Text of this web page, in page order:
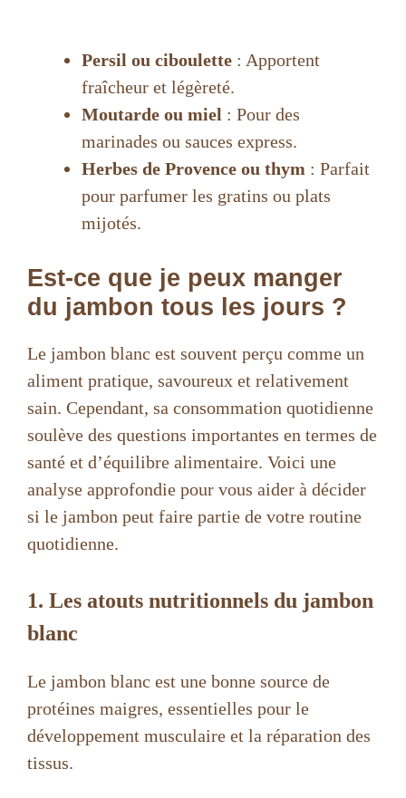
Persil ou ciboulette : Apportent
fraîcheur et légèreté.
Moutarde ou miel : Pour des
marinades ou sauces express.
Herbes de Provence ou thym : Parfait
pour parfumer les gratins ou plats
mijotés.
Est-ce que je peux manger
du jambon tous les jours ?
Le jambon blanc est souvent perçu comme un
aliment pratique, savoureux et relativement
sain. Cependant, sa consommation quotidienne
soulève des questions importantes en termes de
santé et d’équilibre alimentaire. Voici une
analyse approfondie pour vous aider à décider
si le jambon peut faire partie de votre routine
quotidienne.
1. Les atouts nutritionnels du jambon
blanc
Le jambon blanc est une bonne source de
protéines maigres, essentielles pour le
développement musculaire et la réparation des
tissus.